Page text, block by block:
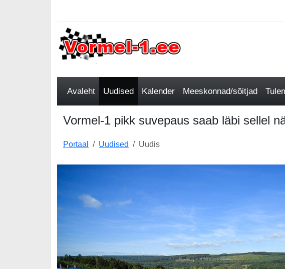
Avaleht Uudised Kalender Meeskonnad/sõitjad
Vormel-1 pikk suvepaus saab läbi sellel
Portaal Uudised Uudis